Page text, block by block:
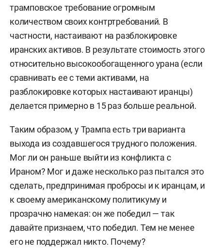
трамповское требование огромным
количеством своих контртребований. В
частности, настаивают на разблокировке
иранских активов. В результате стоимость этого
относительно высокообогащенного урана (если
сравнивать ее с теми активами, на
разблокировке которых настаивают иранцы)
делается примерно в 15 раз больше реальной.
Таким образом, у Трампа есть три варианта
выхода из создавшегося трудного положения.
Мог ли он раньше выйти из конфликта с
Ираном? Мог и даже несколько раз пытался это
сделать, предпринимая пробросы и к иранцам, и
к своему американскому политикуму и
прозрачно намекая: он же победил — так
давайте признаем, что победил. Тем не менее
его не поддержал никто. Почему?